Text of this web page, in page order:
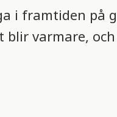
i framtiden på
blir varmare,